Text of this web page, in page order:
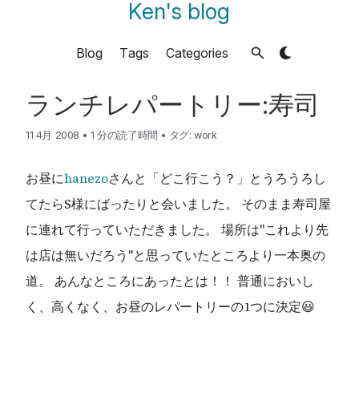
Ken's blog
Blog Tags Categories
ランチレパートリー:寿司
11 4月 2008 • 1 分の読了時間 • タグ:work
お昼にhanezoさんと「どこ行こう？」とうろうろし
てたらS様にばったりと会いました。 そのまま寿司屋
に連れて行っていただきました。 場所は"これより先
は店は無いだろう"と思っていたところより一本奥の
道。 あんなところにあったとは！！ 普通においし
く、高くなく、お昼のレパートリーの1つに決定😃